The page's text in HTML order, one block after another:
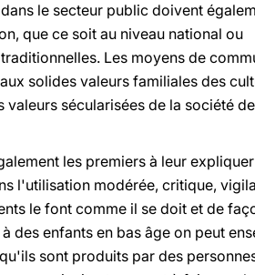
le secteur public doivent
que ce soit au niveau national ou
Les moyens de
solides valeurs familiales des
sécularisées de la société de
les premiers à leur
l'utilisation modérée, critique,
le font comme il se doit et de
des enfants en bas âge on peut
sont produits par des